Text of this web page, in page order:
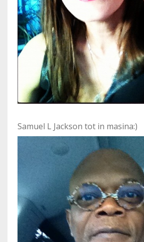
Samuel L Jackson tot in masina:)